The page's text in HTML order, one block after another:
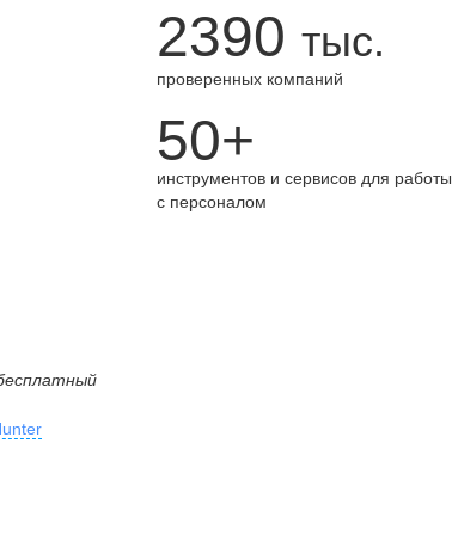
2390 тыс.
проверенных компаний
50+
инструментов и сервисов для работы
с персоналом